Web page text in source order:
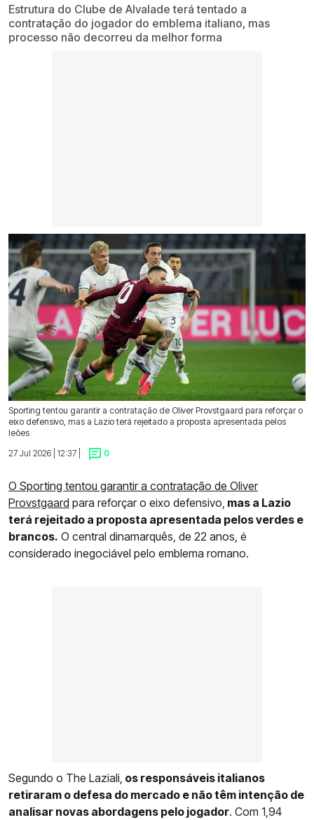
Estrutura do Clube de Alvalade terá tentado a
contratação do jogador do emblema italiano, mas
processo não decorreu da melhor forma
Sporting tentou garantir a contratação de Oliver Provstgaard para reforçar o
eixo defensivo, mas a Lazio terá rejeitado a proposta apresentada pelos
leões
27 Jul 2026 | 12:37 |
0
O Sporting tentou garantir a contratação de Oliver
Provstgaard para reforçar o eixo defensivo, mas a Lazio
terá rejeitado a proposta apresentada pelos verdes e
brancos. O central dinamarquês, de 22 anos, é
considerado inegociável pelo emblema romano.
Segundo o The Laziali, os responsáveis italianos
retiraram o defesa do mercado e não têm intenção de
analisar novas abordagens pelo jogador. Com 1,94